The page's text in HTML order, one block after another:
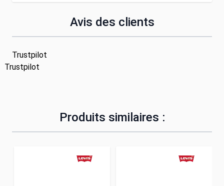
Avis des clients
Trustpilot
Trustpilot
Produits similaires :